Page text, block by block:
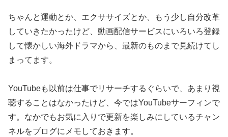
ちゃんと運動とか、エクササイズとか、もう少し自分改革
していきたかったけど、動画配信サービスにいろいろ登録
して懐かしい海外ドラマから、最新のものまで見続けてし
まってます。
YouTubeも以前は仕事でリサーチするぐらいで、あまり視
聴することはなかったけど、今ではYouTubeサーフィンで
す。なかでもお気に入りで更新を楽しみにしているチャン
ネルをブログにメモしておきます。